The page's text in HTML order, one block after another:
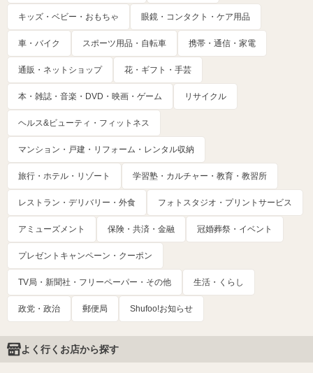
キッズ・ベビー・おもちゃ 眼鏡・コンタクト・ケア用品
車・バイク スポーツ用品・自転車 携帯・通信・家電
通販・ネットショップ 花・ギフト・手芸
本・雑誌・音楽・DVD・映画・ゲーム リサイクル
ヘルス&ビューティ・フィットネス
マンション・戸建・リフォーム・レンタル収納
旅行・ホテル・リゾート 学習塾・カルチャー・教育・教習所
レストラン・デリバリー・外食 フォトスタジオ・プリントサービス
アミューズメント 保険・共済・金融 冠婚葬祭・イベント
プレゼントキャンペーン・クーポン
TV局・新聞社・フリーペーパー・その他 生活・くらし
政党・政治 郵便局 Shufoo!お知らせ
よく行くお店から探す